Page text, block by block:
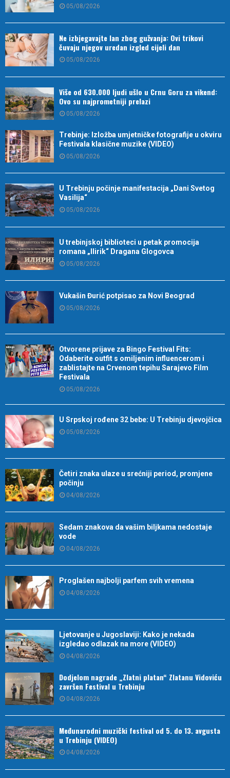
05/08/2026
Ne izbjegavajte lan zbog gužvanja: Ovi trikovi
čuvaju njegov uredan izgled cijeli dan
05/08/2026
Više od 630.000 ljudi ušlo u Crnu Goru za vikend:
Ovo su najprometniji prelazi
05/08/2026
Trebinje: Izložba umjetničke fotografije u okviru
Festivala klasične muzike (VIDEO)
05/08/2026
U Trebinju počinje manifestacija „Dani Svetog
Vasilija“
05/08/2026
U trebinjskoj biblioteci u petak promocija
romana „Ilirik“ Dragana Glogovca
05/08/2026
Vukašin Đurić potpisao za Novi Beograd
05/08/2026
Otvorene prijave za Bingo Festival Fits:
Odaberite outfit s omiljenim influencerom i
zablistajte na Crvenom tepihu Sarajevo Film
Festivala
05/08/2026
U Srpskoj rođene 32 bebe: U Trebinju djevojčica
05/08/2026
Četiri znaka ulaze u srećniji period, promjene
počinju
04/08/2026
Sedam znakova da vašim biljkama nedostaje
vode
04/08/2026
Proglašen najbolji parfem svih vremena
04/08/2026
Ljetovanje u Jugoslaviji: Kako je nekada
izgledao odlazak na more (VIDEO)
04/08/2026
Dodjelom nagrade „Zlatni platan“ Zlatanu Vidoviću
završen Festival u Trebinju
04/08/2026
Međunarodni muzički festival od 5. do 13. avgusta
u Trebinju (VIDEO)
04/08/2026